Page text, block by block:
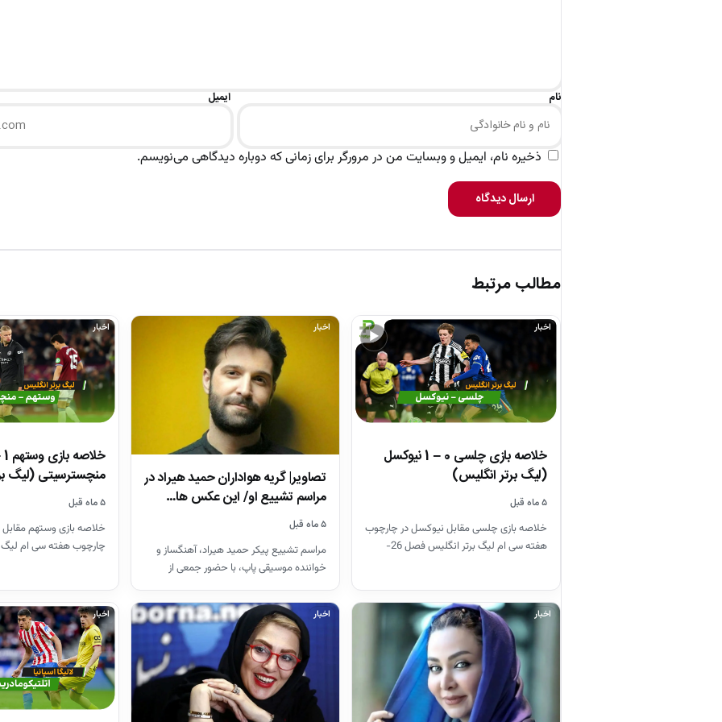
نام ایمیل
ذخیره نام، ایمیل و وبسایت من در مرورگر برای زمانی که دوباره دیدگاهی می‌نویسم.
ارسال دیدگاه
مطالب مرتبط
▶
اخبار
خلاصه بازی چلسی 0 – 1 نیوکسل
(لیگ برتر انگلیس)
۵ ماه قبل
خلاصه بازی چلسی مقابل نیوکسل در چارچوب
هفته سی ام لیگ برتر انگلیس فصل 26-
اخبار
تصاویر| گریه هواداران حمید هیراد در
مراسم تشییع او/ این عکس ها…
۵ ماه قبل
مراسم تشییع پیکر حمید هیراد، آهنگساز و
خواننده موسیقی پاپ، با حضور جمعی از
اخبار
منچسترسیتی (لیگ
۵ ماه قبل
خلاصه بازی وستهم
چارچوب هفته سی ام
اخبار اخبار اخبار